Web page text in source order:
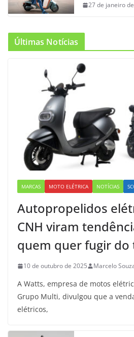
27 de janeiro
Últimas Notícias
MARCAS MOTO ELÉTRICA NOTÍCIAS
Autopropelidos
CNH viram
quem quer fugir
10 de outubro de 2025 Marcelo
A Watts, empresa de motos
Grupo Multi, divulgou que a
elétricos,